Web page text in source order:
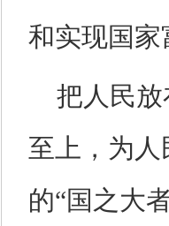
和实现国
把人民
至上，为
的“国之大